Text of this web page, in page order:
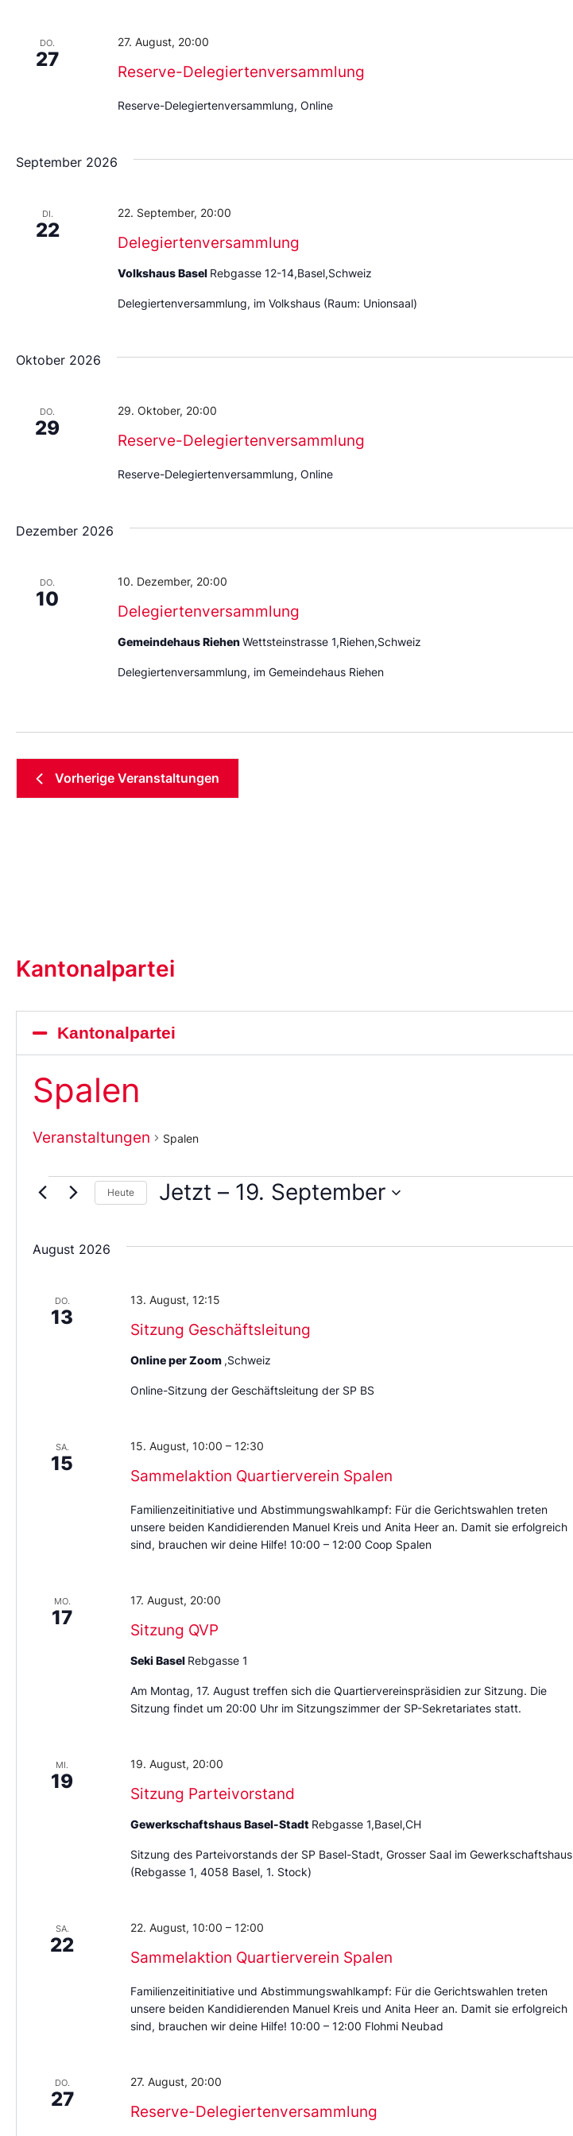
DO.
27
Reserve-Delegiertenversammlung
27. August, 20:00
Reserve-Delegiertenversammlung, Online
September 2026
DI.
22
Delegiertenversammlung
22. September, 20:00
Volkshaus Basel Rebgasse 12-14,Basel,Schweiz
Delegiertenversammlung, im Volkshaus (Raum: Unionsaal)
Oktober 2026
DO.
29
Reserve-Delegiertenversammlung
29. Oktober, 20:00
Reserve-Delegiertenversammlung, Online
Dezember 2026
DO.
10
Delegiertenversammlung
10. Dezember, 20:00
Gemeindehaus RiehenWettsteinstrasse 1,Riehen,Schweiz
Delegiertenversammlung, im Gemeindehaus Riehen
Vorherige Veranstaltungen
Kantonalpartei
Kantonalpartei
Spalen
Veranstaltungen Spalen
Heute Jetzt – 19. September
das
August 2026
DO.
13
Sitzung Geschäftsleitung
13. August, 12:15
Online per Zoom ,Schweiz
Online-Sitzung der Geschäftsleitung der SP BS
SA.
15
Sammelaktion Quartierverein Spalen
15. August, 10:00 – 12:30
Familienzeitinitiative und Abstimmungswahlkampf: Für die Gerichtswahlen treten
unsere beiden Kandidierenden Manuel Kreis und Anita Heer an. Damit sie erfolgreich
sind, brauchen wir deine Hilfe! 10:00 – 12:00 Coop Spalen
MO.
17
Sitzung QVP
17. August, 20:00
Seki Basel Rebgasse 1
Am Montag, 17. August treffen sich die Quartiervereinspräsidien zur Sitzung. Die
Sitzung findet um 20:00 Uhr im Sitzungszimmer der SP-Sekretariates statt.
MI.
19
Sitzung Parteivorstand
19. August, 20:00
Gewerkschaftshaus Basel-Stadt Rebgasse 1,Basel,CH
Sitzung des Parteivorstands der SP Basel-Stadt, Grosser Saal im Gewerkschaftshaus
(Rebgasse 1, 4058 Basel, 1. Stock)
SA.
22
Sammelaktion Quartierverein Spalen
22. August, 10:00 – 12:00
Familienzeitinitiative und Abstimmungswahlkampf: Für die Gerichtswahlen treten
unsere beiden Kandidierenden Manuel Kreis und Anita Heer an. Damit sie erfolgreich
sind, brauchen wir deine Hilfe! 10:00 – 12:00 Flohmi Neubad
DO.
27
Reserve-Delegiertenversammlung
27. August, 20:00